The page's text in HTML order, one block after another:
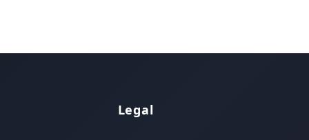
para eliminar estos
Legal